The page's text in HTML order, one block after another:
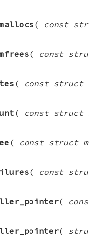
( const
( const
( const struct
( const struct
( const struct
( const
(
(